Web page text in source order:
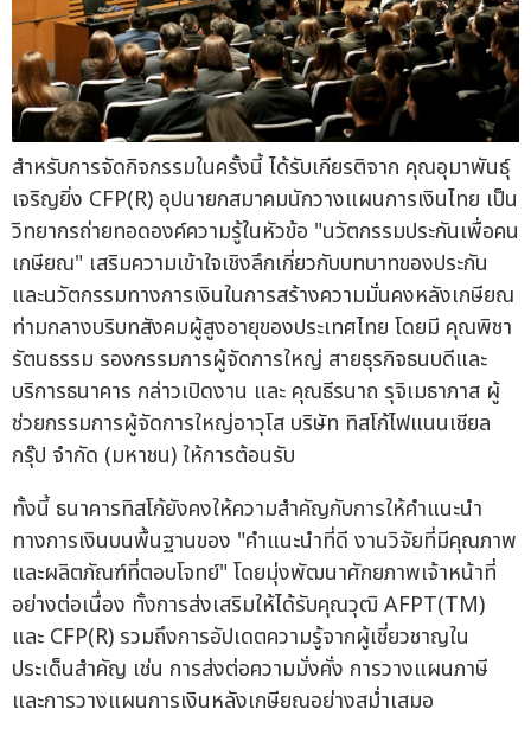
สำหรับการจัดกิจกรรมในครั้งนี้ ได้รับเกียรติจาก คุณอุมาพันธุ์
เจริญยิ่ง CFP(R) อุปนายกสมาคมนักวางแผนการเงินไทย เป็น
วิทยากรถ่ายทอดองค์ความรู้ในหัวข้อ "นวัตกรรมประกันเพื่อคน
เกษียณ" เสริมความเข้าใจเชิงลึกเกี่ยวกับบทบาทของประกัน
และนวัตกรรมทางการเงินในการสร้างความมั่นคงหลังเกษียณ
ท่ามกลางบริบทสังคมผู้สูงอายุของประเทศไทย โดยมี คุณพิชา
รัตนธรรม รองกรรมการผู้จัดการใหญ่ สายธุรกิจธนบดีและ
บริการธนาคาร กล่าวเปิดงาน และ คุณธีรนาถ รุจิเมธาภาส ผู้
ช่วยกรรมการผู้จัดการใหญ่อาวุโส บริษัท ทิสโก้ไฟแนนเชียล
กรุ๊ป จำกัด (มหาชน) ให้การต้อนรับ
ทั้งนี้ ธนาคารทิสโก้ยังคงให้ความสำคัญกับการให้คำแนะนำ
ทางการเงินบนพื้นฐานของ "คำแนะนำที่ดี งานวิจัยที่มีคุณภาพ
และผลิตภัณฑ์ที่ตอบโจทย์" โดยมุ่งพัฒนาศักยภาพเจ้าหน้าที่
อย่างต่อเนื่อง ทั้งการส่งเสริมให้ได้รับคุณวุฒิ AFPT(TM)
และ CFP(R) รวมถึงการอัปเดตความรู้จากผู้เชี่ยวชาญใน
ประเด็นสำคัญ เช่น การส่งต่อความมั่งคั่ง การวางแผนภาษี
และการวางแผนการเงินหลังเกษียณอย่างสม่ำเสมอ